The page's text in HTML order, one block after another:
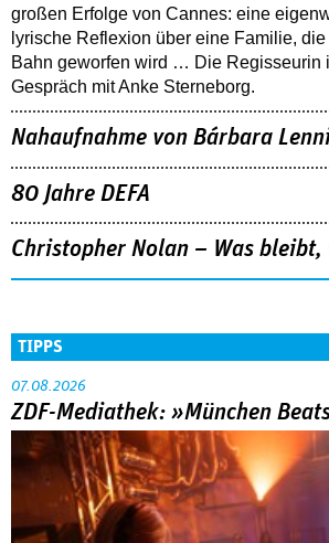
großen Erfolge von Cannes: eine
lyrische Reflexion über eine ­Familie,
Bahn geworfen wird … Die Regisseurin
Gespräch mit Anke Sterneborg.
Nahaufnahme von Bárbara
80 Jahre DEFA
Christopher Nolan – Was bleibt,
TIPPS
07.08.2026
ZDF-Mediathek: »München